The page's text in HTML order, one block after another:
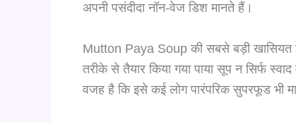
अपनी पसंदीदा नॉन-वेज डिश मानते हैं।
Mutton Paya Soup की सबसे बड़ी खासियत
तरीके से तैयार किया गया पाया सूप न सिर्फ
वजह है कि इसे कई लोग पारंपरिक सुपरफूड भी